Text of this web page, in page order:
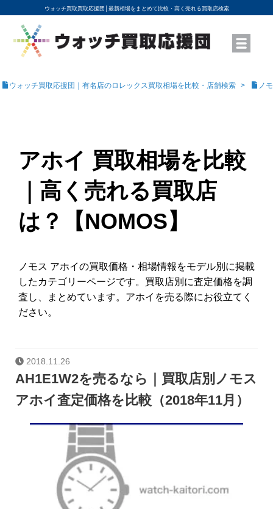
ウォッチ買取買取応援団│ 最新相場をまとめて比較・高く売れる買取店検索
YouTubeで動画を公開中
ROLEXモデル名から買取相場を調べる
高級時計ブランド名から買取相場を調べる
地域から買取店を探す
店舗名から買取店を探す
ブランド時計を高く売る方法
買取査定を依頼する
ウォッチ買取応援団｜有名店のロレックス買取相場を比較・店舗検索 ノ
アホイ 買取相場を比較
｜高く売れる買取店
は？【NOMOS】
ノモス アホイの買取価格・相場情報をモデル別に掲載
したカテゴリーページです。買取店別に査定価格を調
査し、まとめています。アホイを売る際にお役立てく
ださい。
2018.11.26
AH1E1W2を売るなら｜買取店別ノモス
アホイ査定価格を比較（2018年11月）